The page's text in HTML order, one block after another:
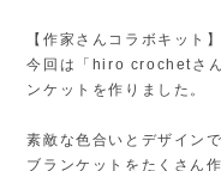
【作家さんコラボキット】
今回は「hiro crochetさ
ンケットを作りました。
素敵な色合いとデザイン
ブランケットをたくさん